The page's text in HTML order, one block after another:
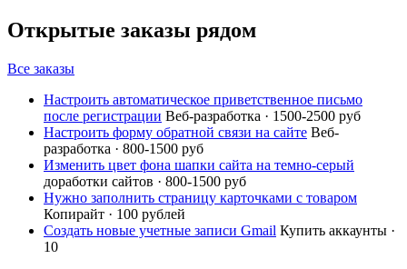
Открытые заказы рядом
Все заказы
Настроить автоматическое приветственное письмо
после регистрации Веб-разработка · 1500-2500 руб
Настроить форму обратной связи на сайте Веб-
разработка · 800-1500 руб
Изменить цвет фона шапки сайта на темно-серый
доработки сайтов · 800-1500 руб
Нужно заполнить страницу карточками с товаром
Копирайт · 100 рублей
Создать новые учетные записи Gmail Купить аккаунты ·
10